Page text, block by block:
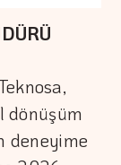
dönüşüm
deneyime